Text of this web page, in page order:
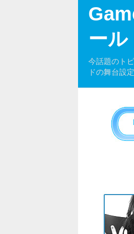
ール
今話題のト
ドの舞台設